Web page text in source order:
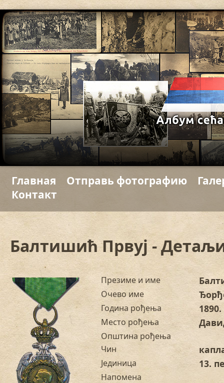
Главная Отправь фотографию
Контакт
Балтишић Првуј -
Презиме и име
Очево име
Година рођења 1890.
Место рођења
Општина рођења
Чин
Јединица 13.
Напомена